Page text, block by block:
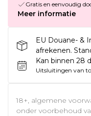
Gratis en eenvoudig
Meer informatie
EU Douane- &
afrekenen.
Kan binnen 28
Uitsluitingen van
18+, algemene
onder voorbehoud